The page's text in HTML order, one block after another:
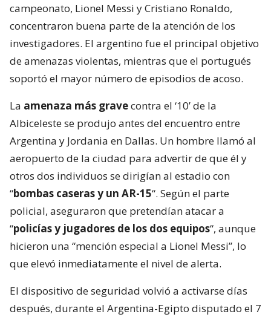
campeonato, Lionel Messi y Cristiano Ronaldo,
concentraron buena parte de la atención de los
investigadores. El argentino fue el principal objetivo
de amenazas violentas, mientras que el portugués
soportó el mayor número de episodios de acoso.
La amenaza más gravecontra el ‘10’ de la
Albiceleste se produjo antes del encuentro entre
Argentina y Jordania en Dallas. Un hombre llamó al
aeropuerto de la ciudad para advertir de que él y
otros dos individuos se dirigían al estadio con
“bombas caseras y un AR-15“. Según el parte
policial, aseguraron que pretendían atacar a
“policías y jugadores de los dos equipos“, aunque
hicieron una “mención especial a Lionel Messi”, lo
que elevó inmediatamente el nivel de alerta.
El dispositivo de seguridad volvió a activarse días
después, durante el Argentina-Egipto disputado el 7